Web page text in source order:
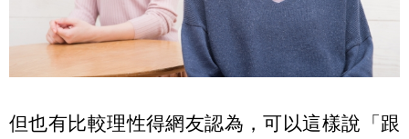
但也有比較理性得網友認為，可以這樣說「跟